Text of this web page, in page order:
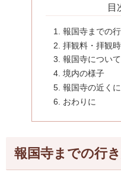
目
報国寺までの
拝観料・拝観
報国寺について
境内の様子
報国寺の近く
おわりに
報国寺までの行